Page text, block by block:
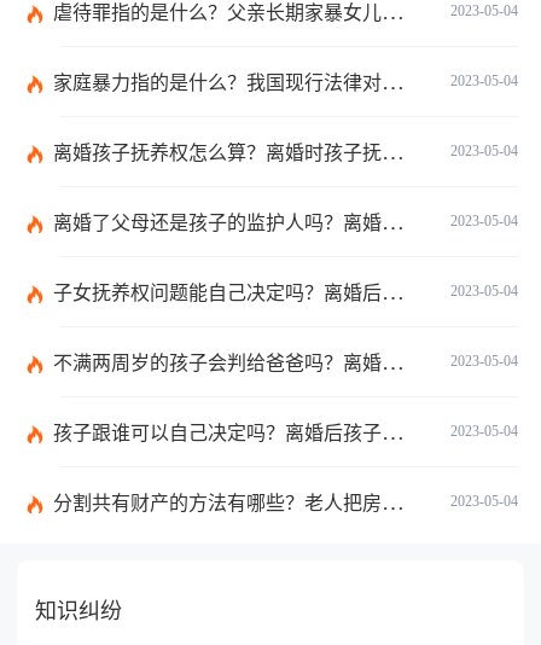
2023-05-04
虐待罪指的是什么？父亲长期家暴女儿怎么判刑？
2023-05-04
家庭暴力指的是什么？我国现行法律对家庭暴力问题的规定有哪些？
2023-05-04
离婚孩子抚养权怎么算？离婚时孩子抚养权确定方式有哪些？
2023-05-04
离婚了父母还是孩子的监护人吗？离婚后孩子抚养权一般给谁？
2023-05-04
子女抚养权问题能自己决定吗？离婚后抚养权归谁比较有利于孩子的身心成长？
2023-05-04
不满两周岁的孩子会判给爸爸吗？离婚子女抚养权的原则是什么？
2023-05-04
孩子跟谁可以自己决定吗？离婚后孩子的抚养权一般会判给谁的几率比较高？
2023-05-04
分割共有财产的方法有哪些？老人把房子过户给子女属于夫妻共有财产吗？
知识纠纷